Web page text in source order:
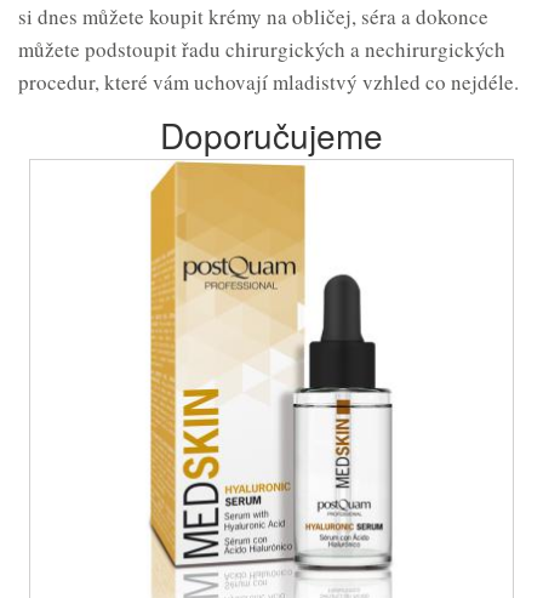
si dnes můžete koupit krémy na obličej, séra a dokonce
můžete podstoupit řadu chirurgických a nechirurgických
procedur, které vám uchovají mladistvý vzhled co nejdéle.
Doporučujeme